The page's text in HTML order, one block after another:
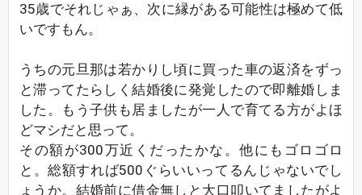
35歳でそれじゃぁ、次に縁がある可能性は極めて低
いですもん。
うちの元旦那は若かりし頃に買った車の返済をずっ
と滞ってたらしく結婚後に発覚したので即離婚しま
した。もう子供も居ましたが一人で育てる方がよほ
どマシだと思って。
その額が300万近くだったかな。他にもゴロゴロ
と。総額すれば500ぐらいいってるんじゃないでし
ょうか。結婚前に借金無しと大口叩いてましたがよ